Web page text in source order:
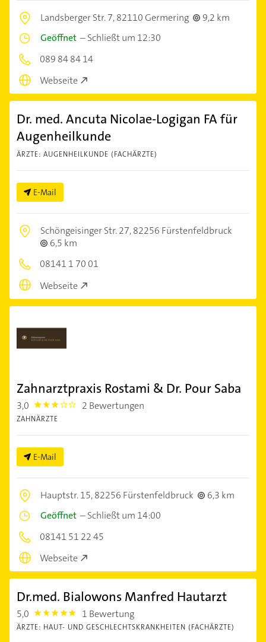
Landsberger Str. 7,82110 Germering
9,2 km
Geöffnet –Schließt um 12:30
089 84 84 14
Webseite
Dr. med. Ancuta Nicolae-Logigan FA für
Augenheilkunde
ÄRZTE: AUGENHEILKUNDE (FACHÄRZTE)
E-Mail
Schöngeisinger Str. 27,82256 Fürstenfeldbruck
6,5 km
08141 1 70 01
Webseite
Zahnarztpraxis Rostami & Dr. Pour Saba
3,0 3.0 2 Bewertungen
ZAHNÄRZTE
E-Mail
Hauptstr. 15,82256 Fürstenfeldbruck
6,3 km
Geöffnet –Schließt um 14:00
08141 51 22 45
Webseite
Dr.med. Bialowons Manfred Hautarzt
5,0 5.0 1 Bewertung
ÄRZTE: HAUT- UND GESCHLECHTSKRANKHEITEN (FACHÄRZTE)